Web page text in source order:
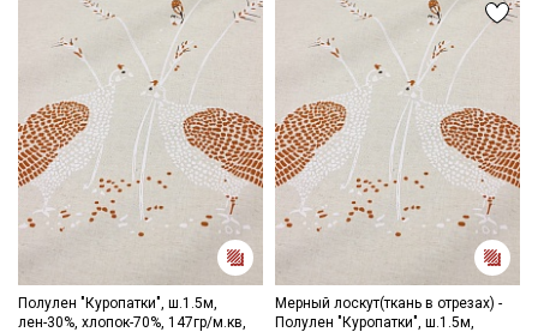
зависимости от партии тон ткани может отличаться.
Полулен "Куропатки", ш.1.5м,
лен-30%, хлопок-70%, 147гр/м.кв,
Мерный лоскут(ткань в отрезах) -
Полулен "Куропатки", ш.1.5м,
Ознакомлен(а) с
Политикой обработки персональных
данныхи даю
Согласие на обработку персональных
данных
Даю Согласие на получение рекламных и
информационных рассылок